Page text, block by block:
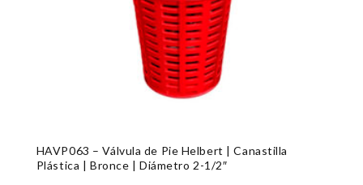
HAVP063 – Válvula de Pie Helbert | Canastilla
Plástica | Bronce | Diámetro 2-1/2″